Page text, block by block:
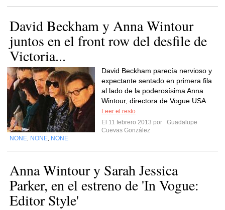
David Beckham y Anna Wintour
juntos en el front row del desfile de
Victoria...
David Beckham parecía nervioso y
expectante sentado en primera fila
al lado de la poderosísima Anna
Wintour, directora de Vogue USA.
Leer el resto
El 11 febrero 2013 por
Guadalupe
Cuevas González
NONE NONE NONE
Anna Wintour y Sarah Jessica
Parker, en el estreno de 'In Vogue:
Editor Style'